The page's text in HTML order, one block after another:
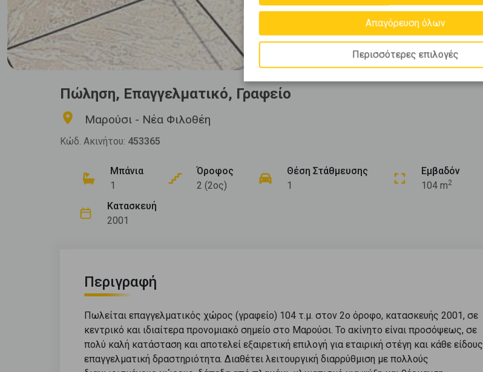
Πώληση, Επαγγελματικό, Γραφείο
Μαρούσι - Νέα Φιλοθέη
Κώδ. Ακινήτου: 453365
Μπάνια
1
Όροφος
2 (2ος)
Θέση Στάθμευσης
1
Εμβαδόν
104 m2
Κατασκευή
2001
Περιγραφή
Πωλείται επαγγελματικός χώρος (γραφείο) 104 τ.μ. στον 2ο όροφο, κατασκευής 2001, σε
κεντρικό και ιδιαίτερα προνομιακό σημείο στο Μαρούσι. Το ακίνητο είναι προσόψεως, σε
πολύ καλή κατάσταση και αποτελεί εξαιρετική επιλογή για εταιρική στέγη και κάθε είδους
επαγγελματική δραστηριότητα. Διαθέτει λειτουργική διαρρύθμιση με πολλούς
Απαγόρευση όλων
Περισσότερες επιλογές